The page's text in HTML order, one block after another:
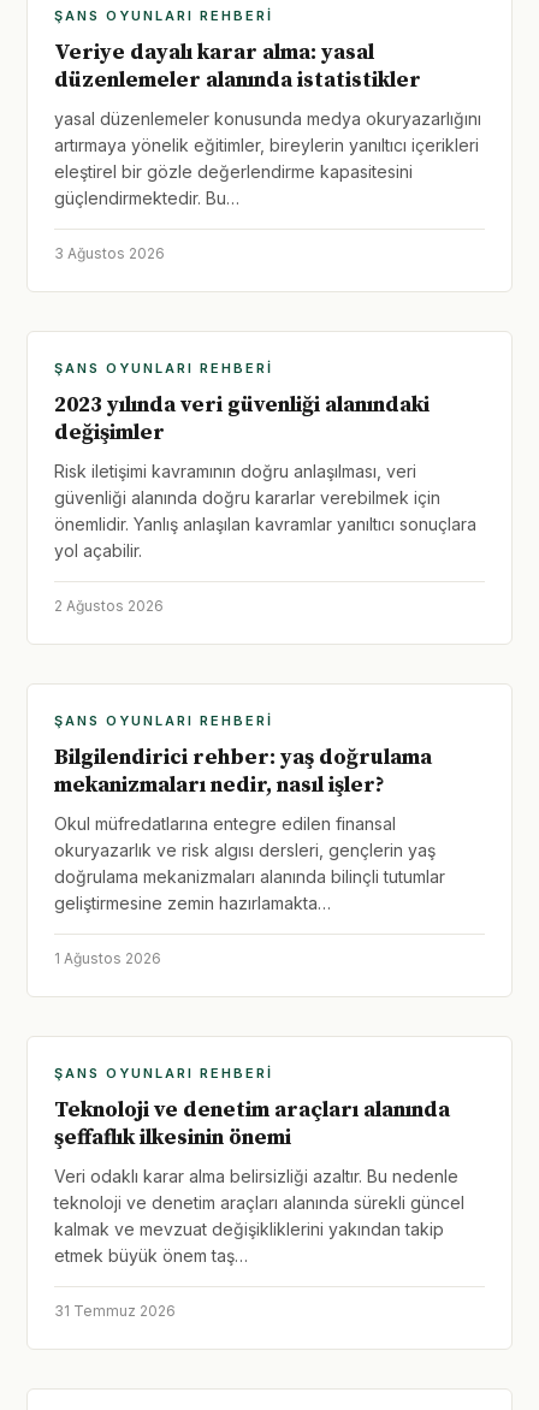
ŞANS OYUNLARI REHBERI
Veriye dayalı karar alma: yasal
düzenlemeler alanında istatistikler
yasal düzenlemeler konusunda medya okuryazarlığını
artırmaya yönelik eğitimler, bireylerin yanıltıcı içerikleri
eleştirel bir gözle değerlendirme kapasitesini
güçlendirmektedir. Bu…
3 Ağustos 2026
ŞANS OYUNLARI REHBERI
2023 yılında veri güvenliği alanındaki
değişimler
Risk iletişimi kavramının doğru anlaşılması, veri
güvenliği alanında doğru kararlar verebilmek için
önemlidir. Yanlış anlaşılan kavramlar yanıltıcı sonuçlara
yol açabilir.
2 Ağustos 2026
ŞANS OYUNLARI REHBERI
Bilgilendirici rehber: yaş doğrulama
mekanizmaları nedir, nasıl işler?
Okul müfredatlarına entegre edilen finansal
okuryazarlık ve risk algısı dersleri, gençlerin yaş
doğrulama mekanizmaları alanında bilinçli tutumlar
geliştirmesine zemin hazırlamakta…
1 Ağustos 2026
ŞANS OYUNLARI REHBERI
Teknoloji ve denetim araçları alanında
şeffaflık ilkesinin önemi
Veri odaklı karar alma belirsizliği azaltır. Bu nedenle
teknoloji ve denetim araçları alanında sürekli güncel
kalmak ve mevzuat değişikliklerini yakından takip
etmek büyük önem taş…
31 Temmuz 2026